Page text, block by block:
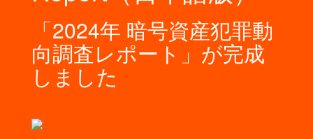
「2024年 暗号資産犯罪動
向調査レポート」が完成
しました